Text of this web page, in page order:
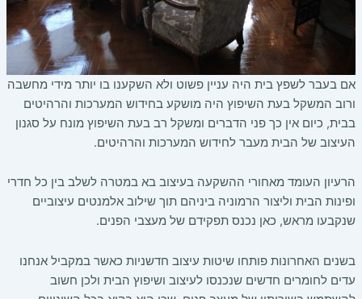
אם בעבר לשפץ בית היה עניין פשוט ולא השקענו בו יותר מידי מחשבה
ורוב המשקל בעת השיפוץ היה מושקע בחידוש המערכות והרהיטים
בבית, כיום אין כך פני הדברים ומשקל רב בעת השיפוץ מונח על סגנון
העיצוב של הבית מעבר לחידוש המערכות והרהיטים.
הרעיון העומד מאחורי ההשקעה בעיצוב בא במטרה לשלב בין כל חדרי
ופינות הבית וליצור הרמוניה ביניהם תוך שילוב אלמנטים עיצוביים
שנקבעו מראש, כאן נכנס תפקידם של מעצבי הפנים.
בשנים האחרונות פותחו שיטות עיצוב חדשניות כאשר במקביל אנחנו
עדים לחומרים חדשים שנכנסו לעיצוב ושיפוץ הבית ולכן חשוב